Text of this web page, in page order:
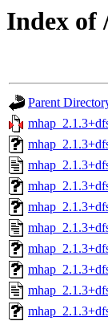
Index of
Parent